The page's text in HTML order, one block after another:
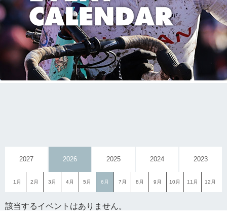
2027 2026 2025 2024 2023
1月 2月 3月 4月 5月 6月 7月 8月 9月 10月 11月 12月
該当するイベントはありません。